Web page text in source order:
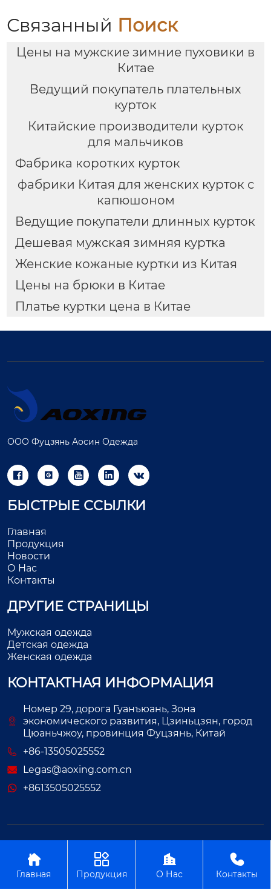
Связанный Поиск
Цены на мужские зимние пуховики в
Китае
Ведущий покупатель плательных
курток
Китайские производители курток
для мальчиков
Фабрика коротких курток
фабрики Китая для женских курток с
капюшоном
Ведущие покупатели длинных курток
Дешевая мужская зимняя куртка
Женские кожаные куртки из Китая
Цены на брюки в Китае
Платье куртки цена в Китае
ООО Фуцзянь Аосин Одежда
    
БЫСТРЫЕ ССЫЛКИ
Главная
Продукция
Новости
О Нас
Контакты
ДРУГИЕ СТРАНИЦЫ
Мужская одежда
Детская одежда
Женская одежда
КОНТАКТНАЯ ИНФОРМАЦИЯ
Номер 29, дорога Гуанъюань, Зона
экономического развития, Цзиньцзян, город
Цюаньчжоу, провинция Фуцзянь, Китай
+86-13505025552
Legas@aoxing.com.cn
+8613505025552

Главная

Продукция

О Нас

Контакты